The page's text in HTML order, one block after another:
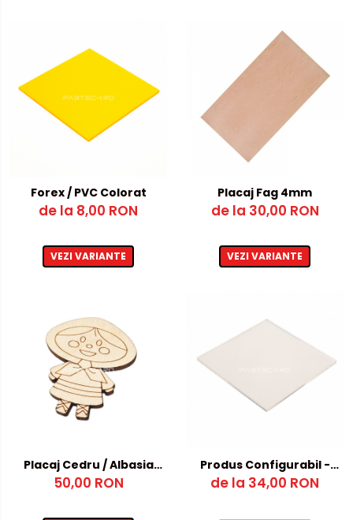
Forex / PVC Colorat
de la 8,00 RON
VEZI VARIANTE
Placaj Fag 4mm
de la 30,00 RON
VEZI VARIANTE
Placaj Cedru / Albasia
4mm
50,00 RON
Produs Configurabil -
dimensiuni atipice
de la 34,00 RON